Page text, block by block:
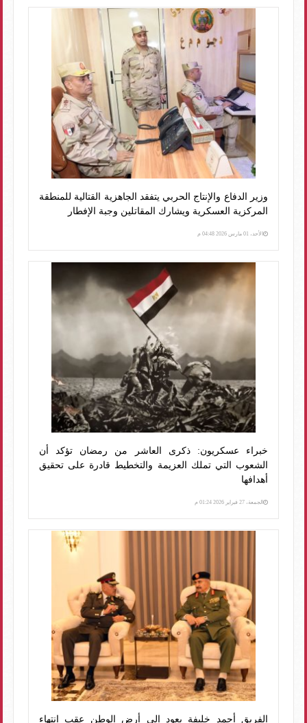
وزير الدفاع والإنتاج الحربي يتفقد الجاهزية القتالية للمنطقة
المركزية العسكرية ويشارك المقاتلين وجبة الإفطار
الأحد، 01 مارس 2026 04:48 م
خبراء عسكريون: ذكرى العاشر من رمضان تؤكد أن
الشعوب التي تملك العزيمة والتخطيط قادرة على تحقيق
أهدافها
الجمعة، 27 فبراير 2026 01:24 م
الفريق أحمد خليفة يعود إلى أرض الوطن عقب انتهاء